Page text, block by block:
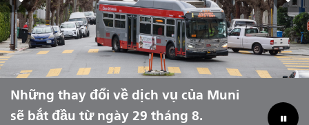
Triển lãm Outside Lands, ngày 7-9
tháng 8.
Những thay đổi về dịch vụ của Muni
sẽ bắt đầu từ ngày 29 tháng 8.
Hãy để Muni đưa bạn trải nghiệm
mùa hè!
Thu hẹp khoảng cách ngân sách để
cứu Muni